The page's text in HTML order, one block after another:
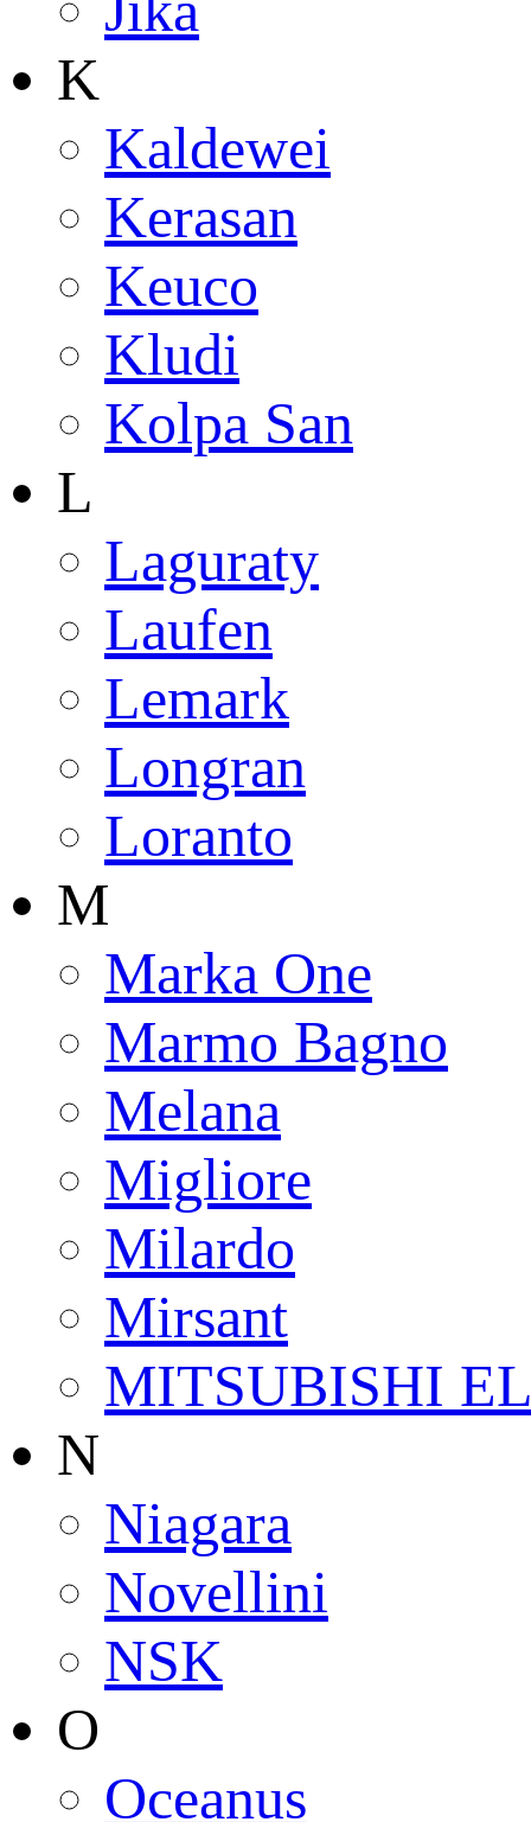
K
Kaldewei
Kerasan
Keuco
Kludi
Kolpa San
L
Laguraty
Laufen
Lemark
Longran
Loranto
M
Marka One
Marmo Bagno
Melana
Migliore
Milardo
Mirsant
MITSUBISHI
N
Niagara
Novellini
NSK
O
Oceanus